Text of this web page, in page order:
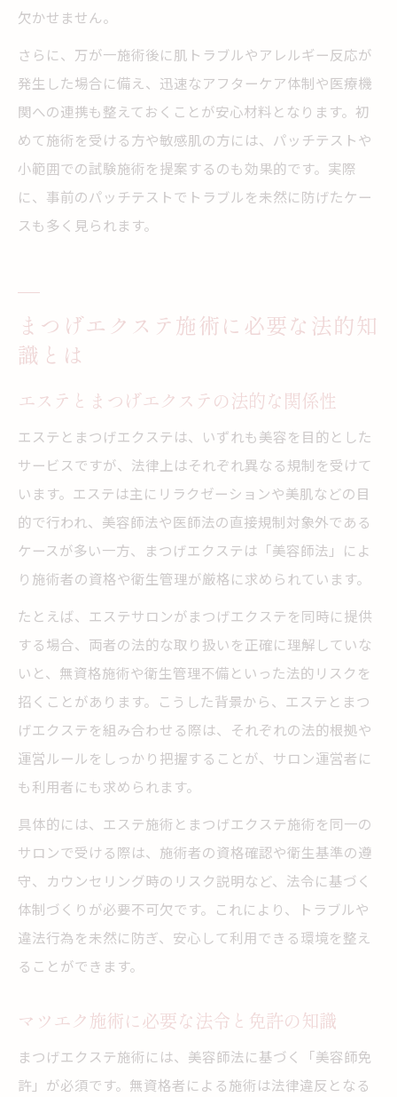
欠かせません。
さらに、万が一施術後に肌トラブルやアレルギー反応が
発生した場合に備え、迅速なアフターケア体制や医療機
関への連携も整えておくことが安心材料となります。初
めて施術を受ける方や敏感肌の方には、パッチテストや
小範囲での試験施術を提案するのも効果的です。実際
に、事前のパッチテストでトラブルを未然に防げたケー
スも多く見られます。
まつげエクステ施術に必要な法的知
識とは
エステとまつげエクステの法的な関係性
エステとまつげエクステは、いずれも美容を目的とした
サービスですが、法律上はそれぞれ異なる規制を受けて
います。エステは主にリラクゼーションや美肌などの目
的で行われ、美容師法や医師法の直接規制対象外である
ケースが多い一方、まつげエクステは「美容師法」によ
り施術者の資格や衛生管理が厳格に求められています。
たとえば、エステサロンがまつげエクステを同時に提供
する場合、両者の法的な取り扱いを正確に理解していな
いと、無資格施術や衛生管理不備といった法的リスクを
招くことがあります。こうした背景から、エステとまつ
げエクステを組み合わせる際は、それぞれの法的根拠や
運営ルールをしっかり把握することが、サロン運営者に
も利用者にも求められます。
具体的には、エステ施術とまつげエクステ施術を同一の
サロンで受ける際は、施術者の資格確認や衛生基準の遵
守、カウンセリング時のリスク説明など、法令に基づく
体制づくりが必要不可欠です。これにより、トラブルや
違法行為を未然に防ぎ、安心して利用できる環境を整え
ることができます。
マツエク施術に必要な法令と免許の知識
まつげエクステ施術には、美容師法に基づく「美容師免
許」が必須です。無資格者による施術は法律違反となる